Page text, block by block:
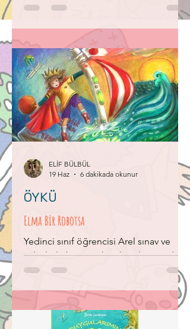
dalgalarının dövdüğü Ereğli’nin dar
sokaklarından birinde, tozlu bir atölye
köşesinde ağırbaşlı, Gümüş rengiyle
parlayan ama yaşlı mı yaşlı, Bir Keten
Yumak, öylece bekler dururdu. Sürekli
kapıya bakmaktan gözleri yorulurdu. Bu
Keten Yumak, sıradan bir ip değildi.
Osmanlı donanmasının kocaman
yelkenlerini, Dokumuştu bir zamanlar,
değerl
Elma Bir Robotsa
Yedinci sınıf öğrencisi Arel sınav ve
ödevlerle boğuşurken kendine yardım
ve rehberlik edecek bir yapay zeka
ÖYKÜ
ELİF BÜLBÜL
19 Haz
6 dakikada okunur